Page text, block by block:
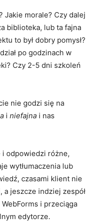
Jakie morale? Czy dalej
biblioteka, lub ta fajna
to był dobry pomysł?
po godzinach w
Czy 2-5 dni szkoleń
nie godzi się na
i niefajna i nas
i odpowiedzi różne,
wytłumaczenia lub
czasami klient nie
jeszcze indziej zespół
WebForms i przeciąga
edytorze.